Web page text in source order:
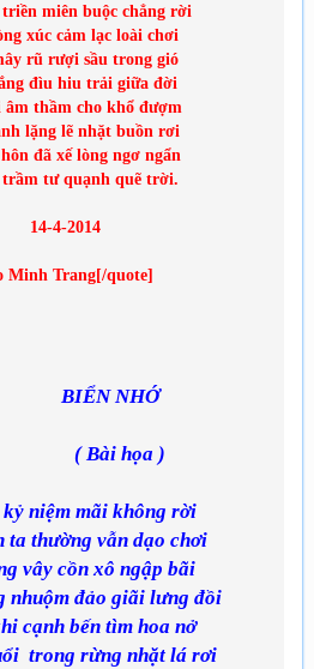
miên buộc chẳng rời
xúc cảm lạc loài chơi
rũ rượi sầu trong gió
đìu hiu trải giữa đời
âm thầm cho khổ đượm
lặng lẽ nhặt buồn rơi
đã xế lòng ngơ ngẩn
tư quạnh quẽ trời.
14-4-2014
Minh Trang[/quote]
BIỂN NHỚ
họa )
kỷ niệm mãi không rời
ta thường vẫn dạo chơi
vây cồn xô ngập bãi
nhuộm đảo giãi lưng đồi
cạnh bến tìm hoa nở
trong rừng nhặt lá rơi